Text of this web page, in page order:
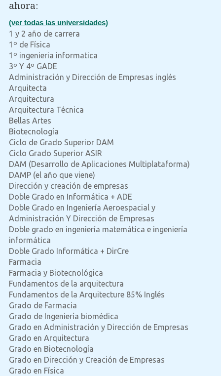
ahora:
(ver todas las universidades)
1 y 2 año de carrera
1º de Física
1º ingenieria informatica
3º Y 4º GADE
Administración y Dirección de Empresas inglés
Arquitecta
Arquitectura
Arquitectura Técnica
Bellas Artes
Biotecnología
Ciclo de Grado Superior DAM
Ciclo Grado Superior ASIR
DAM (Desarrollo de Aplicaciones Multiplataforma)
DAMP (el año que viene)
Dirección y creación de empresas
Doble Grado en Informática + ADE
Doble Grado en Ingeniería Aeroespacial y
Administración Y Dirección de Empresas
Doble grado en ingeniería matemática e ingeniería
informática
Doble Grado Informática + DirCre
Farmacia
Farmacia y Biotecnológica
Fundamentos de la arquitectura
Fundamentos de la Arquitecture 85% Inglés
Grado de Farmacia
Grado de Ingeniería biomédica
Grado en Administración y Dirección de Empresas
Grado en Arquitectura
Grado en Biotecnología
Grado en Dirección y Creación de Empresas
Grado en Física